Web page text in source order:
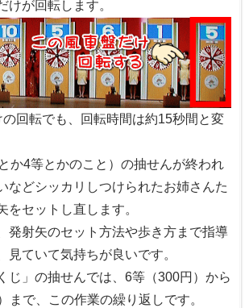
けが回転します。
回転でも、回転時間は約15秒間と変
か4等とかのこと）の抽せんが終われ
などシッカリしつけられたお姉さんた
をセットし直します。
発射矢のセット方法や歩き方まで指導
見ていて気持ちが良いです。
じ」の抽せんでは、6等（300円）から
まで、この作業の繰り返しです。